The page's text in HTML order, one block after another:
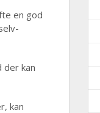
en god
der kan
kan